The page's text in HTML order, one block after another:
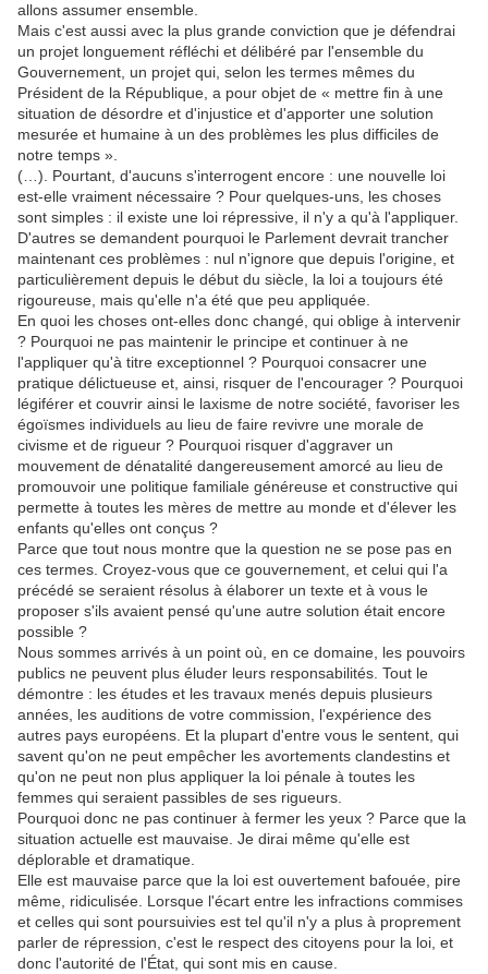
allons assumer ensemble.
Mais c'est aussi avec la plus grande conviction que je défendrai
un projet longuement réfléchi et délibéré par l'ensemble du
Gouvernement, un projet qui, selon les termes mêmes du
Président de la République, a pour objet de « mettre fin à une
situation de désordre et d'injustice et d'apporter une solution
mesurée et humaine à un des problèmes les plus difficiles de
notre temps ».
(…). Pourtant, d'aucuns s'interrogent encore : une nouvelle loi
est-elle vraiment nécessaire ? Pour quelques-uns, les choses
sont simples : il existe une loi répressive, il n'y a qu'à l'appliquer.
D'autres se demandent pourquoi le Parlement devrait trancher
maintenant ces problèmes : nul n'ignore que depuis l'origine, et
particulièrement depuis le début du siècle, la loi a toujours été
rigoureuse, mais qu'elle n'a été que peu appliquée.
En quoi les choses ont-elles donc changé, qui oblige à intervenir
? Pourquoi ne pas maintenir le principe et continuer à ne
l'appliquer qu'à titre exceptionnel ? Pourquoi consacrer une
pratique délictueuse et, ainsi, risquer de l'encourager ? Pourquoi
légiférer et couvrir ainsi le laxisme de notre société, favoriser les
égoïsmes individuels au lieu de faire revivre une morale de
civisme et de rigueur ? Pourquoi risquer d'aggraver un
mouvement de dénatalité dangereusement amorcé au lieu de
promouvoir une politique familiale généreuse et constructive qui
permette à toutes les mères de mettre au monde et d'élever les
enfants qu'elles ont conçus ?
Parce que tout nous montre que la question ne se pose pas en
ces termes. Croyez-vous que ce gouvernement, et celui qui l'a
précédé se seraient résolus à élaborer un texte et à vous le
proposer s'ils avaient pensé qu'une autre solution était encore
possible ?
Nous sommes arrivés à un point où, en ce domaine, les pouvoirs
publics ne peuvent plus éluder leurs responsabilités. Tout le
démontre : les études et les travaux menés depuis plusieurs
années, les auditions de votre commission, l'expérience des
autres pays européens. Et la plupart d'entre vous le sentent, qui
savent qu'on ne peut empêcher les avortements clandestins et
qu'on ne peut non plus appliquer la loi pénale à toutes les
femmes qui seraient passibles de ses rigueurs.
Pourquoi donc ne pas continuer à fermer les yeux ? Parce que la
situation actuelle est mauvaise. Je dirai même qu'elle est
déplorable et dramatique.
Elle est mauvaise parce que la loi est ouvertement bafouée, pire
même, ridiculisée. Lorsque l'écart entre les infractions commises
et celles qui sont poursuivies est tel qu'il n'y a plus à proprement
parler de répression, c'est le respect des citoyens pour la loi, et
donc l'autorité de l'État, qui sont mis en cause.